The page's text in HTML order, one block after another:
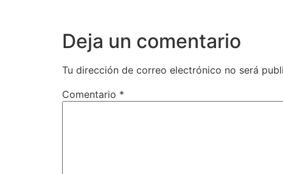
Deja un comentario
Tu dirección de correo electrónico no será
Comentario *